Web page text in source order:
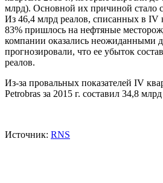
млрд). Основной их причиной стало
Из 46,4 млрд реалов, списанных в IV
83% пришлoсь на нефтяные
компании оказались неожиданными
прогнозировали, что ее убыток
реалов.
Из-за провальных показателей IV
Petrobras за 2015 г. составил 34,8
Источник: RNS